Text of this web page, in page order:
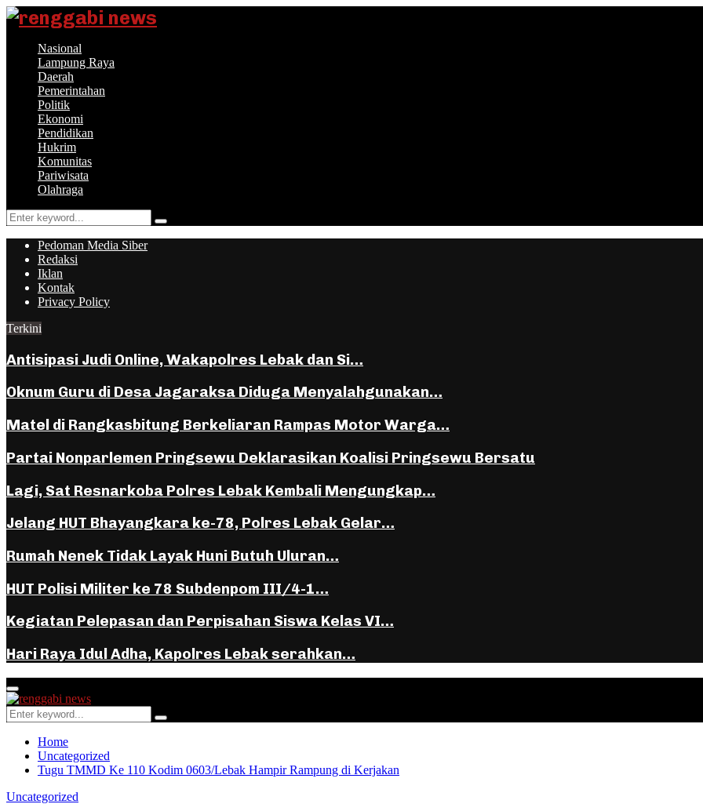
Nasional
Lampung Raya
Daerah
Pemerintahan
Politik
Ekonomi
Pendidikan
Hukrim
Komunitas
Pariwisata
Olahraga
Search
for:
Search
Pedoman Media Siber
Redaksi
Iklan
Kontak
Privacy Policy
Terkini
Antisipasi Judi Online, Wakapolres Lebak dan Si…
Oknum Guru di Desa Jagaraksa Diduga Menyalahgunakan…
Matel di Rangkasbitung Berkeliaran Rampas Motor Warga…
Partai Nonparlemen Pringsewu Deklarasikan Koalisi Pringsewu Bersatu
Lagi, Sat Resnarkoba Polres Lebak Kembali Mengungkap…
Jelang HUT Bhayangkara ke-78, Polres Lebak Gelar…
Rumah Nenek Tidak Layak Huni Butuh Uluran…
HUT Polisi Militer ke 78 Subdenpom III/4-1…
Kegiatan Pelepasan dan Perpisahan Siswa Kelas VI…
Hari Raya Idul Adha, Kapolres Lebak serahkan…
Facebook
Instagram
Youtube
Whatsapp
Primary
Menu
Search
for:
Search
Home
Uncategorized
Tugu TMMD Ke 110 Kodim 0603/Lebak Hampir Rampung di Kerjakan
Uncategorized